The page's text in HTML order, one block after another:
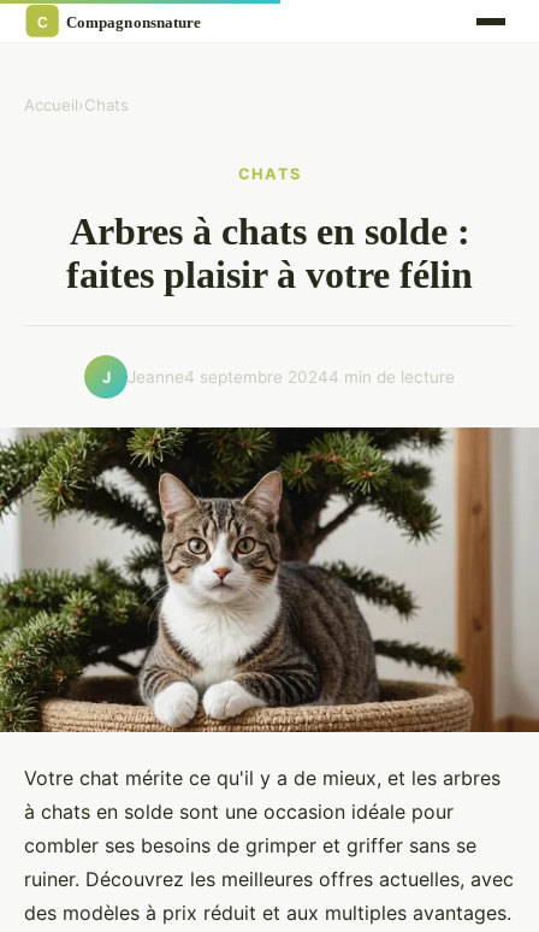
Accueil›Chats
CHATS
Arbres à chats en solde :
faites plaisir à votre félin
J Jeanne4 septembre 20244 min de lecture
Votre chat mérite ce qu'il y a de mieux, et les arbres
à chats en solde sont une occasion idéale pour
combler ses besoins de grimper et griffer sans se
ruiner. Découvrez les meilleures offres actuelles, avec
des modèles à prix réduit et aux multiples avantages.